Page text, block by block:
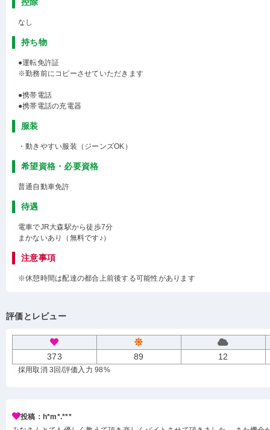
なし
持ち物
●運転免許証
※勤務前にコピーさせていただきます
●携帯電話
●携帯電話の充電器
服装
・動きやすい服装（ジーンズOK）
希望資格・必要資格
普通自動車免許
待遇
電車でJR大森駅から徒歩7分
まかないあり（無料です♪）
注意事項
※休憩時間は配達の都合上前後する可能性があります
評価とレビュー
373 89 12
採用取消 3回 /評価入力 98%
投稿：h*m*.***